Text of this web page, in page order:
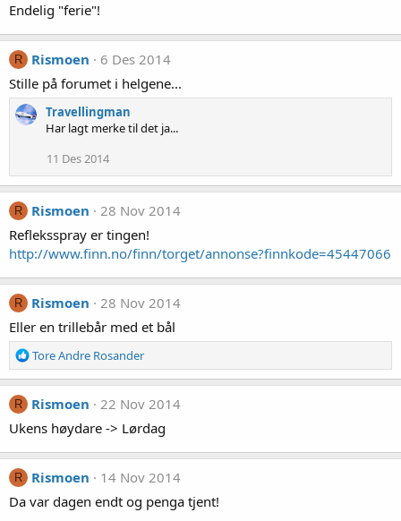
Endelig "ferie"!
R Rismoen
6 Des 2014
Stille på forumet i helgene...
Travellingman
Har lagt merke til det ja...
11 Des 2014
R Rismoen
28 Nov 2014
Refleksspray er tingen!
http://www.finn.no/finn/torget/annonse?finnkode=45447066
R Rismoen
28 Nov 2014
Eller en trillebår med et bål
R
e
a
k
j
o
e
r
Tore Andre Rosander
R Rismoen
22 Nov 2014
Ukens høydare -> Lørdag
R Rismoen
14 Nov 2014
Da var dagen endt og penga tjent!